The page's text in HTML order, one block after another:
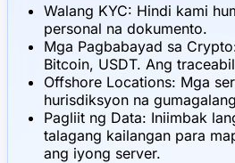
Walang KYC: Hindi kami
personal na dokumento.
Mga Pagbabayad sa
Bitcoin, USDT. Ang
Offshore Locations: Mga
hurisdiksyon na
Pagliit ng Data: Iniimbak
talagang kailangan para
ang iyong server.